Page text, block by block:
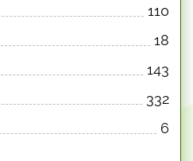
110
18
143
332
6